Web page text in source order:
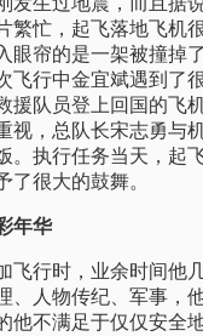
繁忙，起飞落地飞机
眼帘的是一架被撞掉
行中金宜斌遇到了
援队员登上回国的飞
视，总队长宋志勇与
。执行任务当天，起
了很大的鼓舞。
年华
行时，业余时间他
、人物传纪、军事，
他不满足于仅仅安全